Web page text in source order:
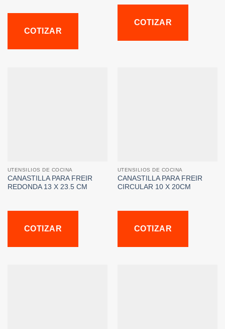
COTIZAR
COTIZAR
UTENSILIOS DE COCINA
CANASTILLA PARA FREIR
REDONDA 13 X 23.5 CM
COTIZAR
UTENSILIOS DE COCINA
CANASTILLA PARA FREIR
CIRCULAR 10 X 20CM
COTIZAR